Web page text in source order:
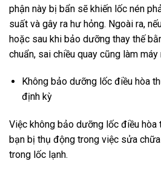
phận này bị bẩn sẽ khiến lốc nén
suất và gây ra hư hỏng. Ngoài ra,
hoặc sau khi bảo dưỡng thay thế
chuẩn, sai chiều quay cũng làm máy
Không bảo dưỡng lốc điều hòa
định kỳ
Việc không bảo dưỡng lốc điều hòa
bạn bị thụ động trong việc sửa
trong lốc lạnh.